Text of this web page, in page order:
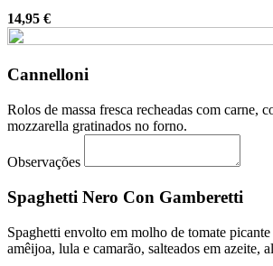
14,95 €
Cannelloni
Rolos de massa fresca recheadas com carne,
mozzarella gratinados no forno.
Observações
Spaghetti Nero Con Gamberetti
Spaghetti envolto em molho de tomate
amêijoa, lula e camarão, salteados em azeite,